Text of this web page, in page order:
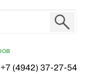
+7 (4942) 37-27-54